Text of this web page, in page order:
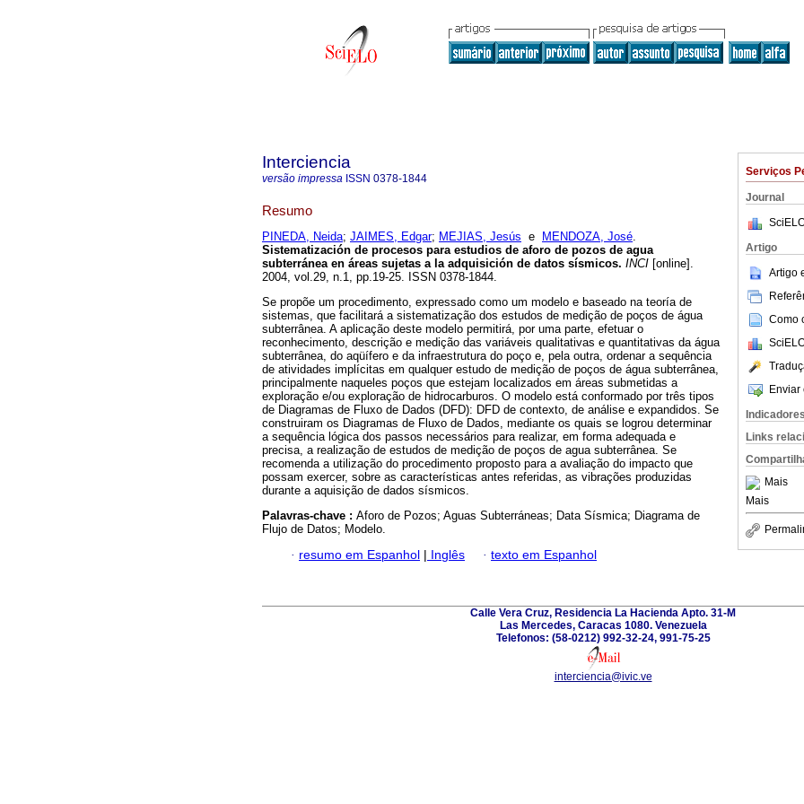
Serviços
Journal
Artigo
Artigo
Como
Enviar
Indicadores
Links
Mais
Mais
Interciencia
versão impressa ISSN 0378-1844
Resumo
PINEDA, Neida; JAIMES, Edgar; MEJIAS, Jesús e MENDOZA, José.
Sistematización de procesos para estudios de aforo de pozos de agua
subterránea en áreas sujetas a la adquisición de datos sísmicos. INCI [online].
2004, vol.29, n.1, pp.19-25. ISSN 0378-1844.
Se propõe um procedimento, expressado como um modelo e baseado na teoría de
sistemas, que facilitará a sistematização dos estudos de medição de poços de água
subterrânea. A aplicação deste modelo permitirá, por uma parte, efetuar o
reconhecimento, descrição e medição das variáveis qualitativas e quantitativas da água
subterrânea, do aqüífero e da infraestrutura do poço e, pela outra, ordenar a sequência
de atividades implícitas em qualquer estudo de medição de poços de água subterrânea,
principalmente naqueles poços que estejam localizados em áreas submetidas a
exploração e/ou exploração de hidrocarburos. O modelo está conformado por três tipos
de Diagramas de Fluxo de Dados (DFD): DFD de contexto, de análise e expandidos. Se
construiram os Diagramas de Fluxo de Dados, mediante os quais se logrou determinar
a sequência lógica dos passos necessários para realizar, em forma adequada e
precisa, a realização de estudos de medição de poços de agua subterrânea. Se
recomenda a utilização do procedimento proposto para a avaliação do impacto que
possam exercer, sobre as características antes referidas, as vibrações produzidas
durante a aquisição de dados sísmicos.
Palavras-chave : Aforo de Pozos; Aguas Subterráneas; Data Sísmica; Diagrama de
Flujo de Datos; Modelo.
· resumo em Espanhol | Inglês · texto em Espanhol
Calle Vera Cruz, Residencia La Hacienda Apto. 31-M
Las Mercedes, Caracas 1080. Venezuela
Telefonos: (58-0212) 992-32-24, 991-75-25
interciencia@ivic.ve